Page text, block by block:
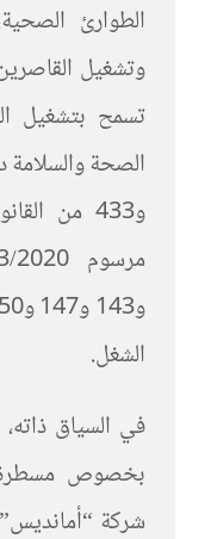
الطوارئ
وتشغيل
تسمح بتشغيل
و433 من
الشغل.
في السياق
بخصوص مسطرة
شركة